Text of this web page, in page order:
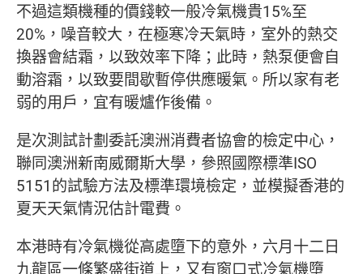
不過這類機種的價錢較一般冷氣機貴15%至
20%，噪音較大，在極寒冷天氣時，室外的熱交
換器會結霜，以致效率下降；此時，熱泵便會自
動溶霜，以致要間歇暫停供應暖氣。所以家有老
弱的用戶，宜有暖爐作後備。
是次測試計劃委託澳洲消費者協會的檢定中心，
聯同澳洲新南威爾斯大學，參照國際標準ISO
5151的試驗方法及標準環境檢定，並模擬香港的
夏天天氣情況估計電費。
本港時有冷氣機從高處墮下的意外，六月十二日
九龍區一條繁盛街道上，又有窗口式冷氣機墮